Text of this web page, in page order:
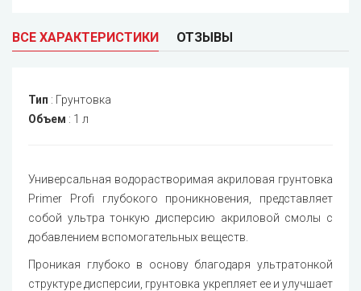
ВСЕ ХАРАКТЕРИСТИКИ ОТЗЫВЫ
Тип : Грунтовка
Объем : 1 л
Универсальная водорастворимая акриловая грунтовка
Primer Profi глубокого проникновения, представляет
собой ультра тонкую дисперсию акриловой смолы с
добавлением вспомогательных веществ.
Проникая глубоко в основу благодаря ультратонкой
структуре дисперсии, грунтовка укрепляет ее и улучшает